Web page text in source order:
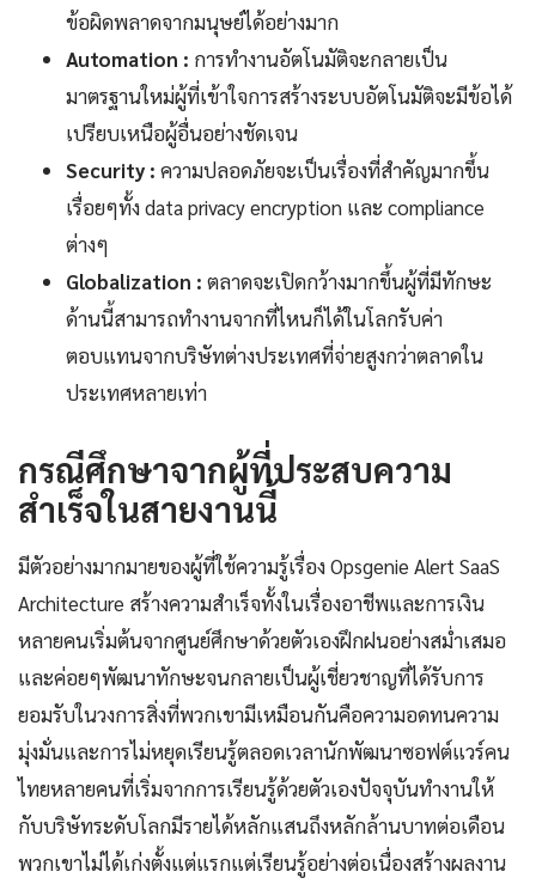
ข้อผิดพลาดจากมนุษย์ได้อย่างมาก
Automation : การทำงานอัตโนมัติจะกลายเป็น
มาตรฐานใหม่ผู้ที่เข้าใจการสร้างระบบอัตโนมัติจะมีข้อได้
เปรียบเหนือผู้อื่นอย่างชัดเจน
Security : ความปลอดภัยจะเป็นเรื่องที่สำคัญมากขึ้น
เรื่อยๆทั้ง data privacy encryption และ compliance
ต่างๆ
Globalization : ตลาดจะเปิดกว้างมากขึ้นผู้ที่มีทักษะ
ด้านนี้สามารถทำงานจากที่ไหนก็ได้ในโลกรับค่า
ตอบแทนจากบริษัทต่างประเทศที่จ่ายสูงกว่าตลาดใน
ประเทศหลายเท่า
กรณีศึกษาจากผู้ที่ประสบความ
สำเร็จในสายงานนี้
มีตัวอย่างมากมายของผู้ที่ใช้ความรู้เรื่อง Opsgenie Alert SaaS
Architecture สร้างความสำเร็จทั้งในเรื่องอาชีพและการเงิน
หลายคนเริ่มต้นจากศูนย์ศึกษาด้วยตัวเองฝึกฝนอย่างสม่ำเสมอ
และค่อยๆพัฒนาทักษะจนกลายเป็นผู้เชี่ยวชาญที่ได้รับการ
ยอมรับในวงการสิ่งที่พวกเขามีเหมือนกันคือความอดทนความ
มุ่งมั่นและการไม่หยุดเรียนรู้ตลอดเวลานักพัฒนาซอฟต์แวร์คน
ไทยหลายคนที่เริ่มจากการเรียนรู้ด้วยตัวเองปัจจุบันทำงานให้
กับบริษัทระดับโลกมีรายได้หลักแสนถึงหลักล้านบาทต่อเดือน
พวกเขาไม่ได้เก่งตั้งแต่แรกแต่เรียนรู้อย่างต่อเนื่องสร้างผลงาน